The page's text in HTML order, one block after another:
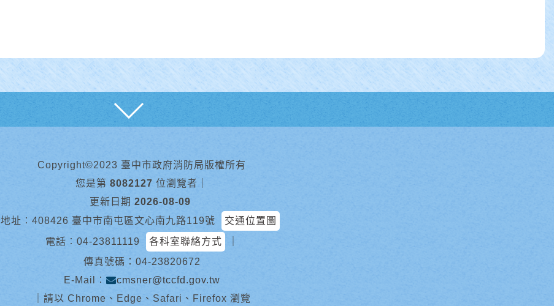
Copyright©2023 臺中市政府消防局版權所有
您是第 8082127 位瀏覽者
更新日期 2026-08-09
地址︰408426 臺中市南屯區文心南九路119號
交通位置圖
電話︰ 04-23811119 各科室聯絡方式
傳真號碼：04-23820672
E-Mail︰
cmsner@tccfd.gov.tw
請以 Chrome、Edge、Safari、Firefox 瀏覽